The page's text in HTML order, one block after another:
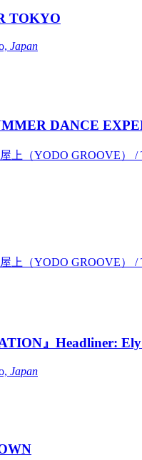
TOKYO
Japan
DANCE
上（YODO GROOVE） /
上（YODO GROOVE） /
』Headliner:
Japan